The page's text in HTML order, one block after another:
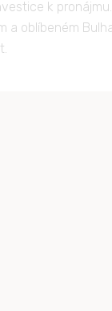
k
a oblíbeném